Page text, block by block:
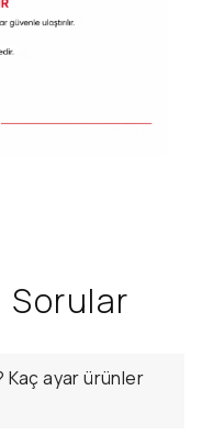
Sorular
Kaç ayar ürünler